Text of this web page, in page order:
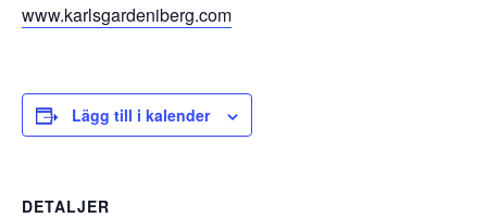
www.karlsgardeniberg.com
Lägg till i kalender
DETALJER